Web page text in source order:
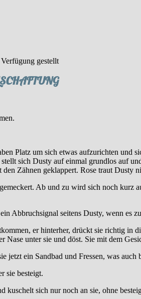
gestellt
Platz um sich etwas aufzurichten und
sich Dusty auf einmal grundlos auf
Zähnen geklappert. Rose traut Dusty
Ab und zu wird sich noch kurz
Abbruchsignal seitens Dusty, wenn
er hinterher, drückt sie richtig in
Nase unter sie und döst. Sie mit dem
ein Sandbad und Fressen, was auch
sie besteigt.
kuschelt sich nur noch an sie, ohne